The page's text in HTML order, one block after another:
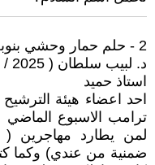
2 - حلم حمار وحشي بنوبل‏
د. لبيب سلطان ( 2025 / 7 / 13 - 00:09 )
استاذ حميد
احد اعضاء هيئة
ترامب الاسبوع الماضي
لمن يطارد مهاجرين
ضمنية من عندي) وكما